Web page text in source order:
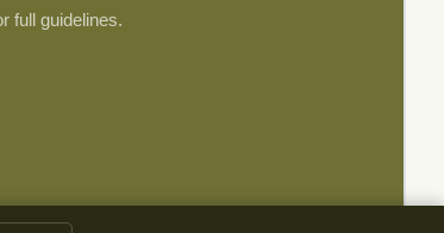
full guidelines.